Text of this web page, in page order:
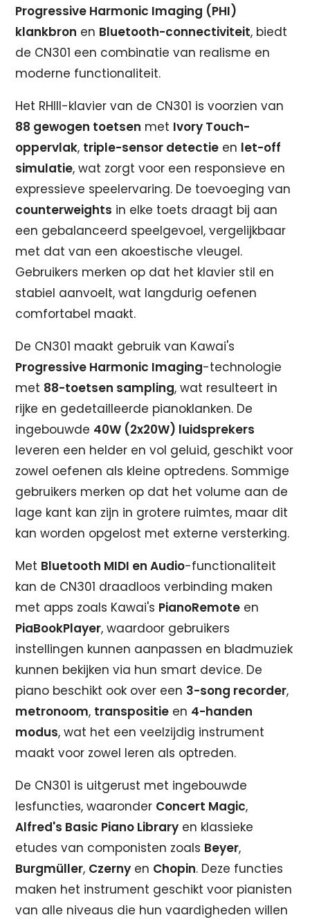
Progressive Harmonic Imaging (PHI)
klankbron en Bluetooth-connectiviteit, biedt
de CN301 een combinatie van realisme en
moderne functionaliteit.
Het RHIII-klavier van de CN301 is voorzien van
88 gewogen toetsen met Ivory Touch-
oppervlak, triple-sensor detectie en let-off
simulatie, wat zorgt voor een responsieve en
expressieve speelervaring. De toevoeging van
counterweights in elke toets draagt bij aan
een gebalanceerd speelgevoel, vergelijkbaar
met dat van een akoestische vleugel.
Gebruikers merken op dat het klavier stil en
stabiel aanvoelt, wat langdurig oefenen
comfortabel maakt.
De CN301 maakt gebruik van Kawai's
Progressive Harmonic Imaging-technologie
met 88-toetsen sampling, wat resulteert in
rijke en gedetailleerde pianoklanken. De
ingebouwde 40W (2x20W) luidsprekers
leveren een helder en vol geluid, geschikt voor
zowel oefenen als kleine optredens. Sommige
gebruikers merken op dat het volume aan de
lage kant kan zijn in grotere ruimtes, maar dit
kan worden opgelost met externe versterking.
Met Bluetooth MIDI en Audio-functionaliteit
kan de CN301 draadloos verbinding maken
met apps zoals Kawai's PianoRemote en
PiaBookPlayer, waardoor gebruikers
instellingen kunnen aanpassen en bladmuziek
kunnen bekijken via hun smart device. De
piano beschikt ook over een 3-song recorder,
metronoom, transpositie en 4-handen
modus, wat het een veelzijdig instrument
maakt voor zowel leren als optreden.
De CN301 is uitgerust met ingebouwde
lesfuncties, waaronder Concert Magic,
Alfred's Basic Piano Library en klassieke
etudes van componisten zoals Beyer,
Burgmüller, Czerny en Chopin. Deze functies
maken het instrument geschikt voor pianisten
van alle niveaus die hun vaardigheden willen